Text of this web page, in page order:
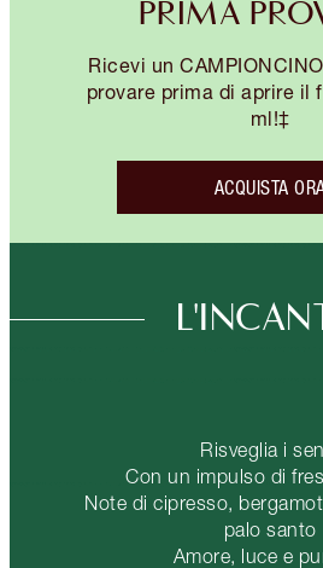
PRIMA
Ricevi un
provare prima di aprire il
ml!‡
ACQUISTA
Risveglia i
Con un impulso di
Note di cipresso,
palo santo
Amore, luce e